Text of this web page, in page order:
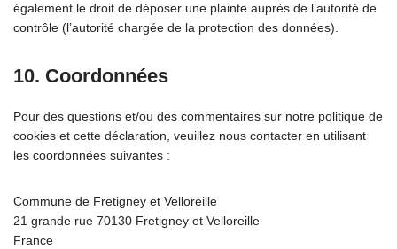
également le droit de déposer une plainte auprès de l’autorité de
contrôle (l’autorité chargée de la protection des données).
10. Coordonnées
Pour des questions et/ou des commentaires sur notre politique de
cookies et cette déclaration, veuillez nous contacter en utilisant
les coordonnées suivantes :
Commune de Fretigney et Velloreille
21 grande rue 70130 Fretigney et Velloreille
France